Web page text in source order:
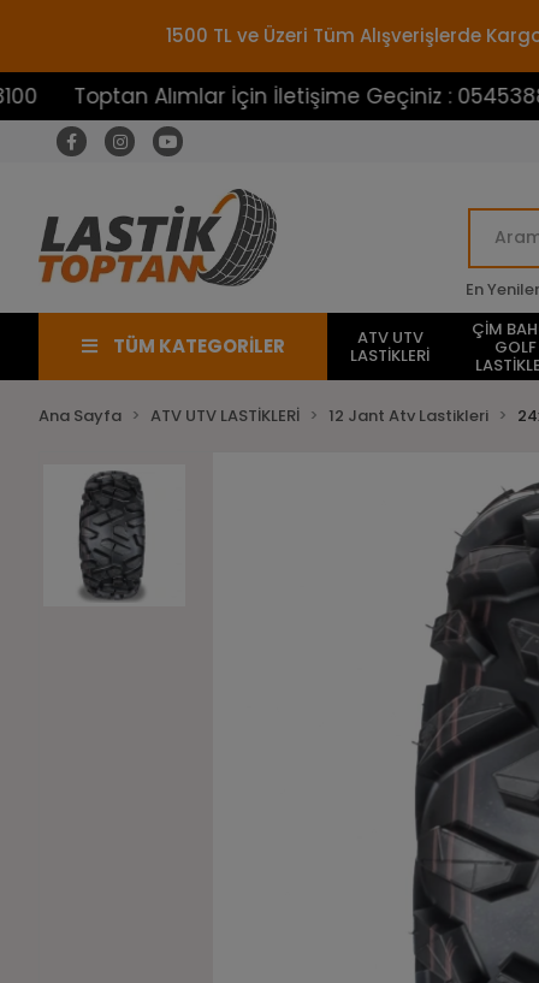
1500 TL ve Üzeri Tüm Alışverişlerde
Alımlar İçin İletişime Geçiniz : 05453883100
En Yeniler
TÜM KATEGORİLER ATV UTV
LASTİKLERİ
ÇİM
GOLF
Ana Sayfa ATV UTV LASTİKLERİ 12 Jant Atv Lastikleri